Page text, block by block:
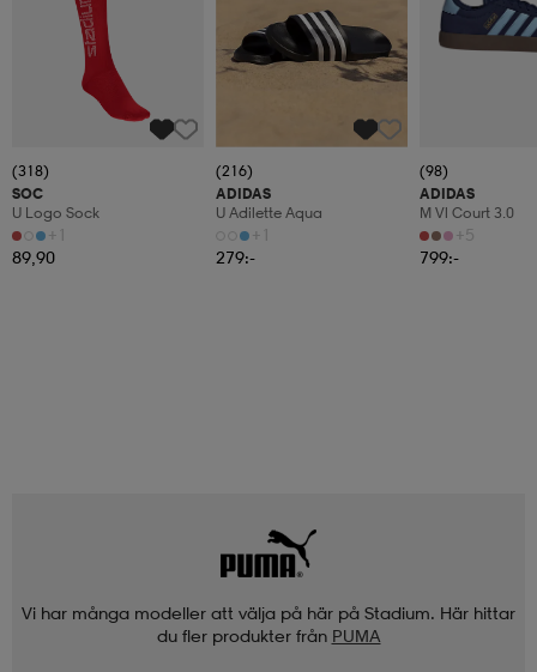
(318)
SOC
U Logo Sock
+1
89,90
(216)
ADIDAS
U Adilette Aqua
+1
279:-
(98)
ADIDAS
M Vl Court 3.0
+5
799:-
Vi har många modeller att välja på här på Stadium. Här hittar
du fler produkter från PUMA